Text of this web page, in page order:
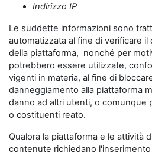
Indirizzo IP
Le suddette informazioni sono
automatizzata al fine di verificare
della piattaforma, nonché per
potrebbero essere utilizzate,
vigenti in materia, al fine di
danneggiamento alla piattaforma
danno ad altri utenti, o comunque
o costituenti reato.
Qualora la piattaforma e le attività
contenute richiedano